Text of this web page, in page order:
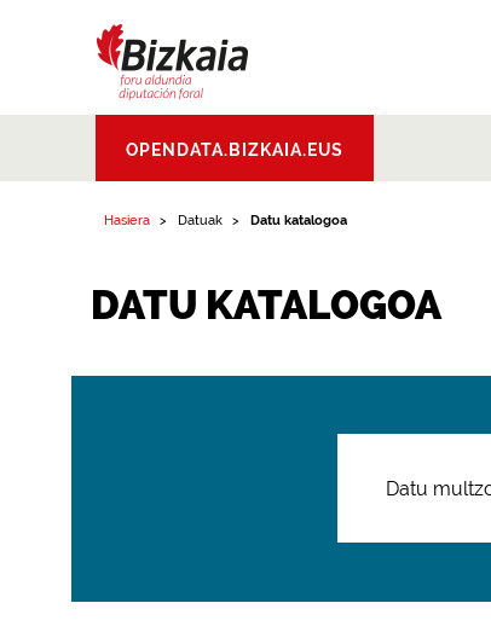
Aldundia.Diputacion
Foral de Bizkaia
OPENDATA.BIZKAIA.EUS
Hasiera Datuak Datu katalogoa
DATU KATALOGOA